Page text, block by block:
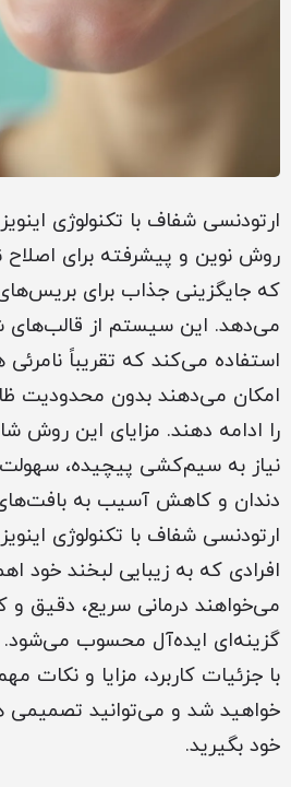
روش نوین و پیشرفته برای اصلاح
که جایگزینی جذاب برای
می‌دهد. این سیستم از قالب‌های
استفاده می‌کند که تقریباً نامرئی
امکان می‌دهند بدون محدودیت
را ادامه دهند. مزایای این روش
نیاز به سیم‌کشی پیچیده،
دندان و کاهش آسیب به
افرادی که به زیبایی لبخند خود
می‌خواهند درمانی سریع، دقیق و
گزینه‌ای ایده‌آل محسوب می‌شود.
با جزئیات کاربرد، مزایا و نکات
خواهید شد و می‌توانید تصمیمی
خود بگیرید.